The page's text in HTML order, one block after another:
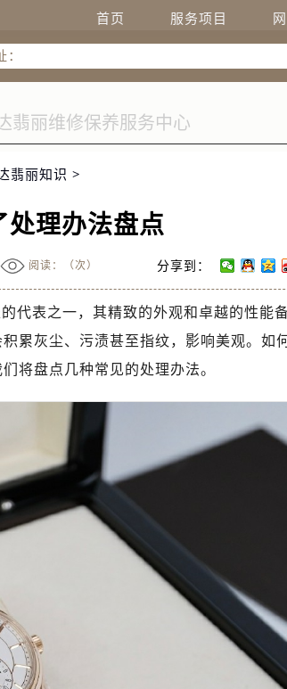
首页 服务项目
：400-805-0910
：
6层602室（需提前预约）
层2603室（需提前预约）
室（需提前预约）
8层806室（需提前预约）
层1008室（需提前预约）
18层1803室（需提前预约）
华润万象城）17层1706室（需提前预约）
层2009室（需提前预约）
5室（需提前预约）
22楼2209室（需提前预约）
8层805室（需提前预约）
13层1304室（需提前预约）
中央广场）A1座办公楼14层14-07室（需
象城）15层1508室（需提前预约）
层704室（需提前预约）
厦南塔15层1507室（需提前预约）
室（需提前预约）
地）1座30层30-05室（需提前预约）
层1104室（需提前预约）
509室（需提前预约）
室（需提前预约）
翡丽知识 >
处理办法盘点
阅读：（次） 分享到：
代表之一，其精致的外观和卓越的性能
累灰尘、污渍甚至指纹，影响美观。如
将盘点几种常见的处理办法。